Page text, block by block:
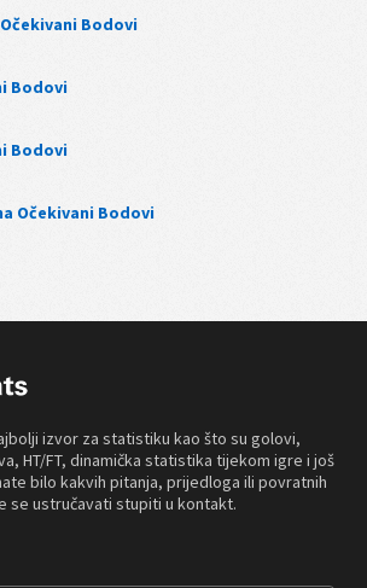
Bodovi
Bodovi
Bodovi
Očekivani Bodovi
izvor za statistiku kao što su golovi,
HT/FT, dinamička statistika tijekom igre i još
bilo kakvih pitanja, prijedloga ili povratnih
se ustručavati stupiti u kontakt.